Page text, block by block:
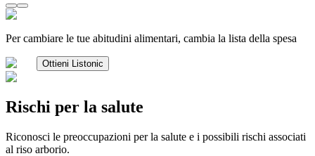
Per cambiare le tue abitudini alimentari, cambia la lista della spesa
Ottieni Listonic
Rischi per la salute
Riconosci le preoccupazioni per la salute e i possibili rischi associati
al riso arborio.